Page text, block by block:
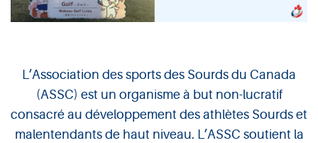
ASSC
L’Association des sports des Sourds du Canada
(ASSC) est un organisme à but non-lucratif
consacré au développement des athlètes Sourds et
malentendants de haut niveau. L’ASSC soutient la